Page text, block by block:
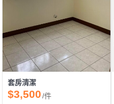
套房清潔
$3,500/件